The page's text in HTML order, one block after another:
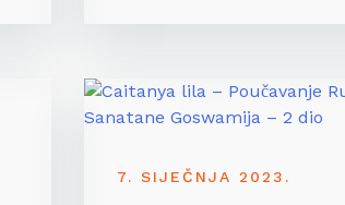
7. SIJEČNJA 2023.